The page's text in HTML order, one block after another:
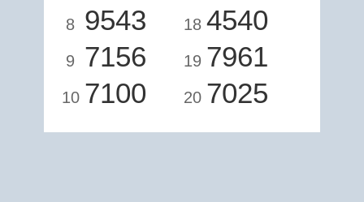
8 9543
9 7156
10 7100
18 4540
19 7961
20 7025